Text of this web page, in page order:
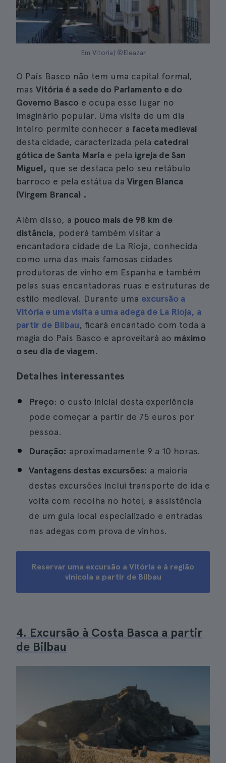
Em Vitoria| ©Eleazar
O País Basco não tem uma capital formal,
mas Vitória é a sede do Parlamento e do
Governo Basco e ocupa esse lugar no
imaginário popular. Uma visita de um dia
inteiro permite conhecer a faceta medieval
desta cidade, caracterizada pela catedral
gótica de Santa María e pela igreja de San
Miguel, que se destaca pelo seu retábulo
barroco e pela estátua da Virgen Blanca
(Virgem Branca) .
Além disso, a pouco mais de 98 km de
distância, poderá também visitar a
encantadora cidade de La Rioja, conhecida
como uma das mais famosas cidades
produtoras de vinho em Espanha e também
pelas suas encantadoras ruas e estruturas de
estilo medieval. Durante uma excursão a
Vitória e uma visita a uma adega de La Rioja, a
partir de Bilbau, ficará encantado com toda a
magia do País Basco e aproveitará ao máximo
o seu dia de viagem.
Detalhes interessantes
Preço: o custo inicial desta experiência
pode começar a partir de 75 euros por
pessoa.
Duração: aproximadamente 9 a 10 horas.
Vantagens destas excursões: a maioria
destas excursões inclui transporte de ida e
volta com recolha no hotel, a assistência
de um guia local especializado e entradas
nas adegas com prova de vinhos.
Reservar uma excursão a Vitória e à região
vinícola a partir de Bilbau
4. Excursão à Costa Basca a partir
de Bilbau